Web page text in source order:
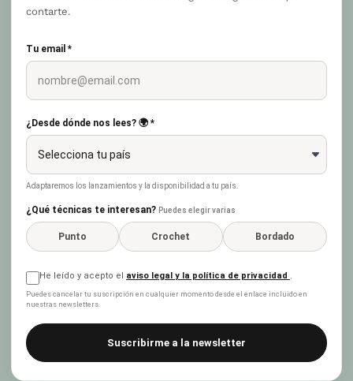
contarte.
Tu email *
¿Desde dónde nos lees? 🌍 *
Adaptaremos los lanzamientos y la disponibilidad a tu país.
¿Qué técnicas te interesan? Puedes elegir varias
Punto Crochet Bordado
He leído y acepto el aviso legal y la política de privacidad .
Puedes cancelar tu suscripción en cualquier momento desde el enlace incluido en
nuestras newsletters.
Suscribirme a la newsletter